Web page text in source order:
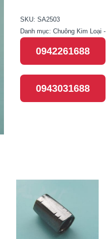
SKU: SA2503
Danh mục: Chuông Kim Loại
0942261688
0943031688